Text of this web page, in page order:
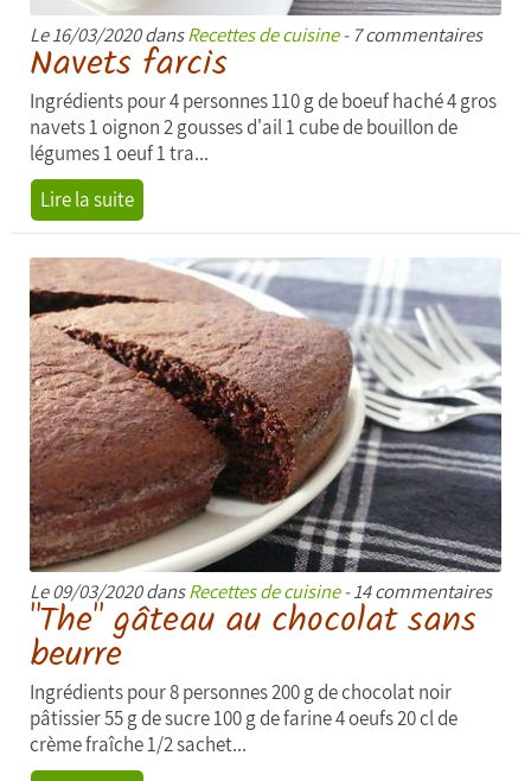
Le 16/03/2020 dansRecettes de cuisine- 7 commentaires
Navets farcis
Ingrédients pour 4 personnes 110 g de boeuf haché 4 gros
navets 1 oignon 2 gousses d'ail 1 cube de bouillon de
légumes 1 oeuf 1 tra...
Lire la suite
Le 09/03/2020 dansRecettes de cuisine- 14 commentaires
"The" gâteau au chocolat sans
beurre
Ingrédients pour 8 personnes 200 g de chocolat noir
pâtissier 55 g de sucre 100 g de farine 4 oeufs 20 cl de
crème fraîche 1/2 sachet...